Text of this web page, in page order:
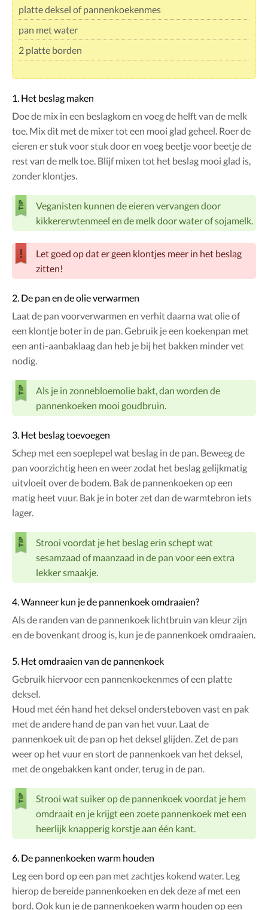
platte deksel of pannenkoekenmes
pan met water
2 platte borden
1. Het beslag maken
Doe de mix in een beslagkom en voeg de helft van de melk
toe. Mix dit met de mixer tot een mooi glad geheel. Roer de
eieren er stuk voor stuk door en voeg beetje voor beetje de
rest van de melk toe. Blijf mixen tot het beslag mooi glad is,
zonder klontjes.
Veganisten kunnen de eieren vervangen door
kikkererwtenmeel en de melk door water of sojamelk.
Let goed op dat er geen klontjes meer in het beslag
zitten!
2. De pan en de olie verwarmen
Laat de pan voorverwarmen en verhit daarna wat olie of
een klontje boter in de pan. Gebruik je een koekenpan met
een anti-aanbaklaag dan heb je bij het bakken minder vet
nodig.
Als je in zonnebloemolie bakt, dan worden de
pannenkoeken mooi goudbruin.
3. Het beslag toevoegen
Schep met een soeplepel wat beslag in de pan. Beweeg de
pan voorzichtig heen en weer zodat het beslag gelijkmatig
uitvloeit over de bodem. Bak de pannenkoeken op een
matig heet vuur. Bak je in boter zet dan de warmtebron iets
lager.
Strooi voordat je het beslag erin schept wat
sesamzaad of maanzaad in de pan voor een extra
lekker smaakje.
4. Wanneer kun je de pannenkoek omdraaien?
Als de randen van de pannenkoek lichtbruin van kleur zijn
en de bovenkant droog is, kun je de pannenkoek omdraaien.
5. Het omdraaien van de pannenkoek
Gebruik hiervoor een pannenkoekenmes of een platte
deksel.
Houd met één hand het deksel ondersteboven vast en pak
met de andere hand de pan van het vuur. Laat de
pannenkoek uit de pan op het deksel glijden. Zet de pan
weer op het vuur en stort de pannenkoek van het deksel,
met de ongebakken kant onder, terug in de pan.
Strooi wat suiker op de pannenkoek voordat je hem
omdraait en je krijgt een zoete pannenkoek met een
heerlijk knapperig korstje aan één kant.
6. De pannenkoeken warm houden
Leg een bord op een pan met zachtjes kokend water. Leg
hierop de bereide pannenkoeken en dek deze af met een
bord. Ook kun je de pannenkoeken warm houden op een